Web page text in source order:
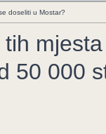
doseliti u Mostar?
tih
50 000